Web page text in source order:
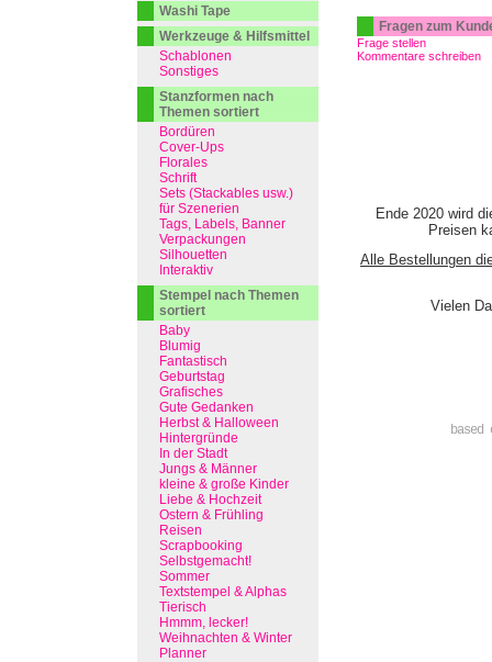
Fragen zum
Frage stellen
Kommentare schreiben
Ende 2020 wird
Preisen
Alle Bestellungen
Vielen
Washi Tape
Werkzeuge & Hilfsmittel
Schablonen
Sonstiges
Stanzformen nach
Themen sortiert
Bordüren
Cover-Ups
Florales
Schrift
Sets (Stackables usw.)
für Szenerien
Tags, Labels, Banner
Verpackungen
Silhouetten
Interaktiv
Stempel nach Themen
sortiert
Baby
Blumig
Fantastisch
Geburtstag
Grafisches
Gute Gedanken
Herbst & Halloween
Hintergründe
In der Stadt
Jungs & Männer
kleine & große Kinder
Liebe & Hochzeit
Ostern & Frühling
Reisen
Scrapbooking
Selbstgemacht!
Sommer
Textstempel & Alphas
Tierisch
Hmmm, lecker!
Weihnachten & Winter
Planner